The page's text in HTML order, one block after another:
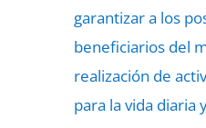
garantizar a los
beneficiarios del
realización de
para la vida diaria